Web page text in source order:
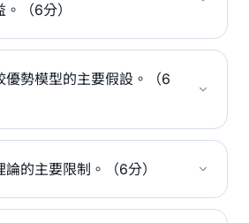
（6分）
優勢模型的主要假設。（6
的主要限制。（6分）